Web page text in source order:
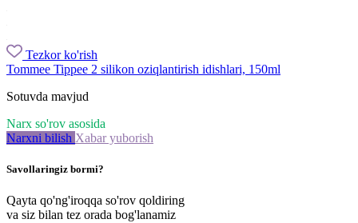
Tezkor ko'rish
Tommee Tippee 2 silikon oziqlantirish idishlari, 150ml
Sotuvda mavjud
Narx so'rov asosida
Narxni bilish Xabar yuborish
Savollaringiz bormi?
Qayta qo'ng'iroqqa so'rov qoldiring
va siz bilan tez orada bog'lanamiz